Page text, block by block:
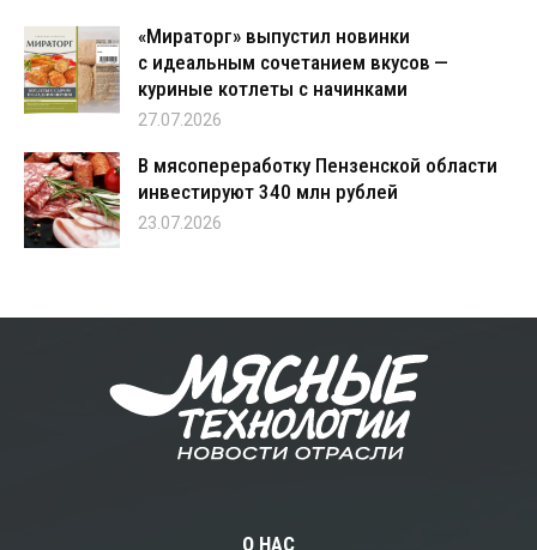
«Мираторг» выпустил новинки
с идеальным сочетанием вкусов —
куриные котлеты с начинками
27.07.2026
В мясопереработку Пензенской области
инвестируют 340 млн рублей
23.07.2026
О НАС